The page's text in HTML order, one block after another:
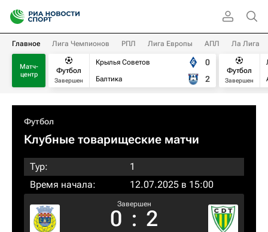
Главное Лига Чемпионов РПЛ Лига Европы АПЛ Ла Лига
Матч-
центр
Футбол
Завершен
Крылья Советов
Балтика
0
2
Футбол
Завершен
Футбол
Клубные товарищеские матчи
Тур:
1
Время начала:
12.07.2025 в 15:00
Завершен
0 : 2